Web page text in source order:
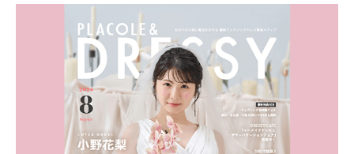
内容：特典金額・条件・応募方法・注意点 「どこが
一番お得？」「プラコレの特典は？」といった疑問も
解決します。 まずは診断で候補を絞れる「ウェディ
ング診断」か、体験型 […]
続きを読む